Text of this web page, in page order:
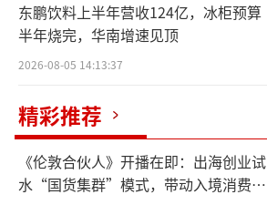
东鹏饮料上半年营收124亿，冰柜预算
半年烧完，华南增速见顶
2026-08-05 14:13:37
精彩推荐
《伦敦合伙人》开播在即：出海创业试
水“国货集群”模式，带动入境消费反